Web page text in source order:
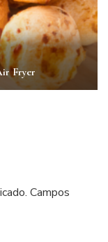
Fryer
Campos